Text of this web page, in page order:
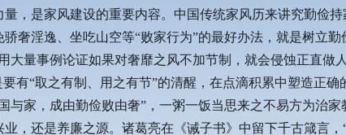
量，是家风建设的重要内容。中国传统家风历来讲究勤俭
骄奢淫逸、坐吃山空等“败家行为”的最好办法，就是树立
大量事例论证如果对奢靡之风不加节制，就会侵蚀正直
有“取之有制、用之有节”的清醒，在点滴积累中塑造正
与家，成由勤俭败由奢”，一粥一饭当思来之不易方为治家
业，还是养廉之源。诸葛亮在《诫子书》中留下千古箴言